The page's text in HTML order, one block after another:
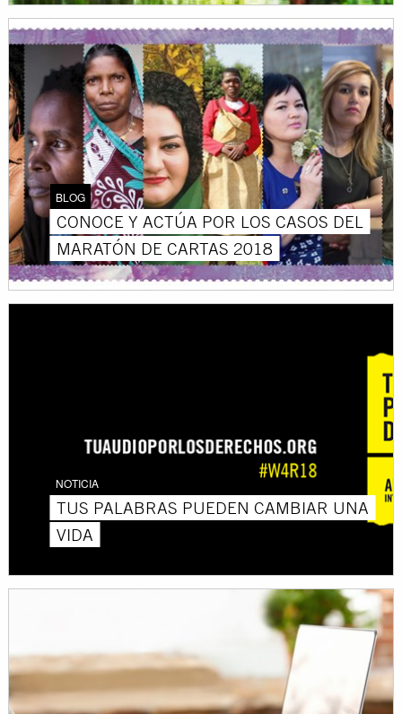
BLOG
CONOCE Y ACTÚA POR LOS CASOS DEL
MARATÓN DE CARTAS 2018
NOTICIA
TUS PALABRAS PUEDEN CAMBIAR UNA
VIDA